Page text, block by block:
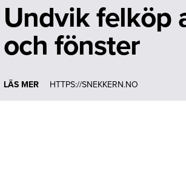
Undvik felköp
och fönster
LÄS MER HTTPS://SNEKKERN.NO